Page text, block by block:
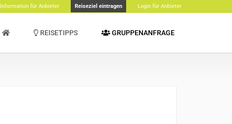
Information für Anbieter Reiseziel eintragen Login für Anbieter
REISETIPPS GRUPPENANFRAGE